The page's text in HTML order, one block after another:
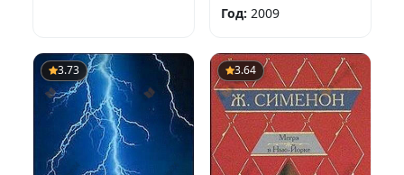
Год: 2009
3.73 3.64